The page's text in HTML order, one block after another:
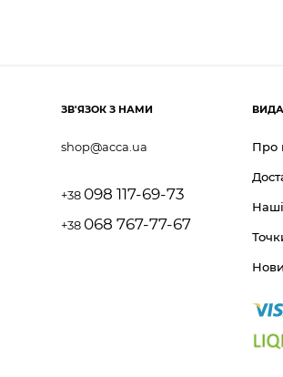
ЗВ'ЯЗОК З НАМИ
shop@acca.ua
+38 098 117-69-73
+38 068 767-77-67
Про